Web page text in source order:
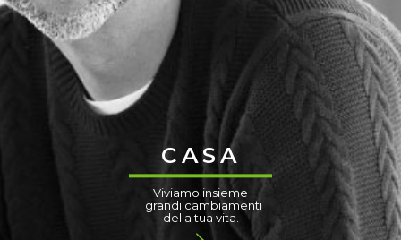
CASA
Viviamo insieme
i grandi cambiamenti
della tua vita.